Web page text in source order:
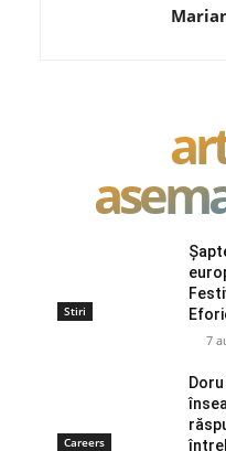
Stiri
7
Careers